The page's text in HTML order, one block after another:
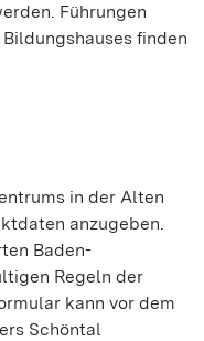
Führungen
finden
in der Alten
anzugeben.
Baden-
Regeln der
kann vor dem
Schöntal